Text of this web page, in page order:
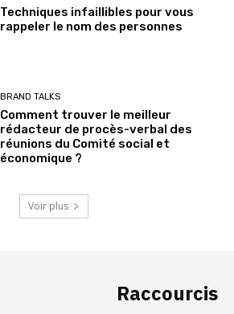
Techniques infaillibles pour vous
rappeler le nom des personnes
BRAND TALKS
Comment trouver le meilleur
rédacteur de procès-verbal des
réunions du Comité social et
économique ?
Voir plus
Raccourcis